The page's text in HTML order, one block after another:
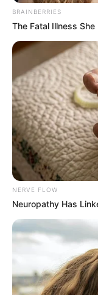
En complément de
retrouverez un peu
sélection d’une
spécialisée ex:
Lausanne, Le
d’autres).
Egalement à votre
faciliter l’analyse
dernières
de Trot attelé..
BRAINBERRIES
The Fatal Illness
NERVE FLOW
Neuropathy Has